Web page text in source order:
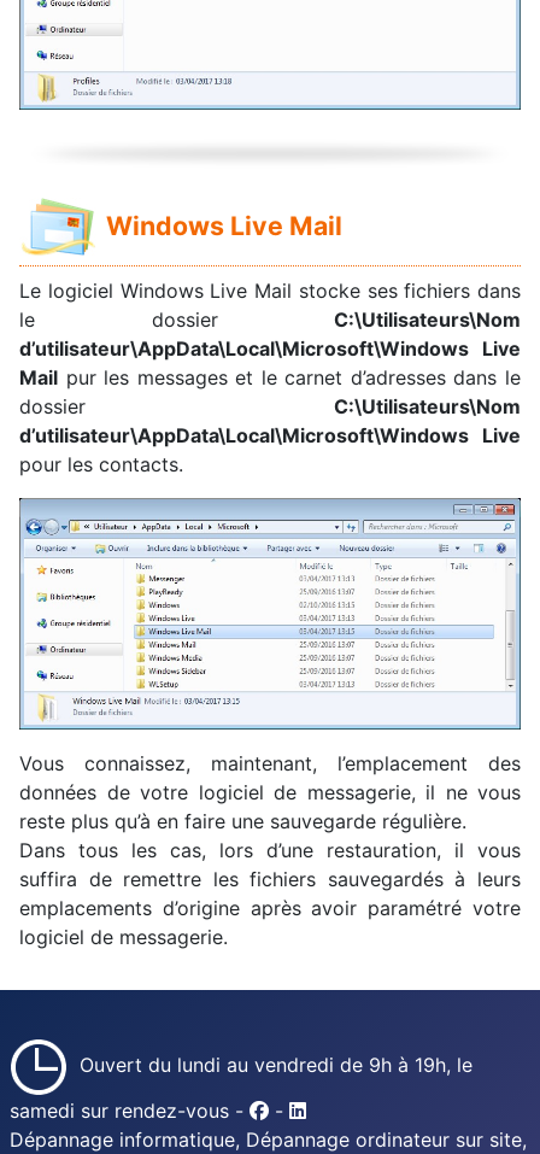
Windows Live Mail
Le logiciel Windows Live Mail stocke ses fichiers dans
le dossier C:\Utilisateurs\Nom
d’utilisateur\AppData\Local\Microsoft\Windows Live
Mail pur les messages et le carnet d’adresses dans le
dossier C:\Utilisateurs\Nom
d’utilisateur\AppData\Local\Microsoft\Windows Live
pour les contacts.
Vous connaissez, maintenant, l’emplacement des
données de votre logiciel de messagerie, il ne vous
reste plus qu’à en faire une sauvegarde régulière.
Dans tous les cas, lors d’une restauration, il vous
suffira de remettre les fichiers sauvegardés à leurs
emplacements d’origine après avoir paramétré votre
logiciel de messagerie.
Ouvert du lundi au vendredi de 9h à 19h, le
samedi sur rendez-vous -
-
Dépannage informatique, Dépannage ordinateur sur site,